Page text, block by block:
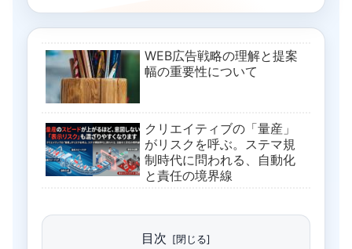
WEB広告戦略の理解と提案
幅の重要性について
クリエイティブの「量産」
がリスクを呼ぶ。ステマ規
制時代に問われる、自動化
と責任の境界線
目次